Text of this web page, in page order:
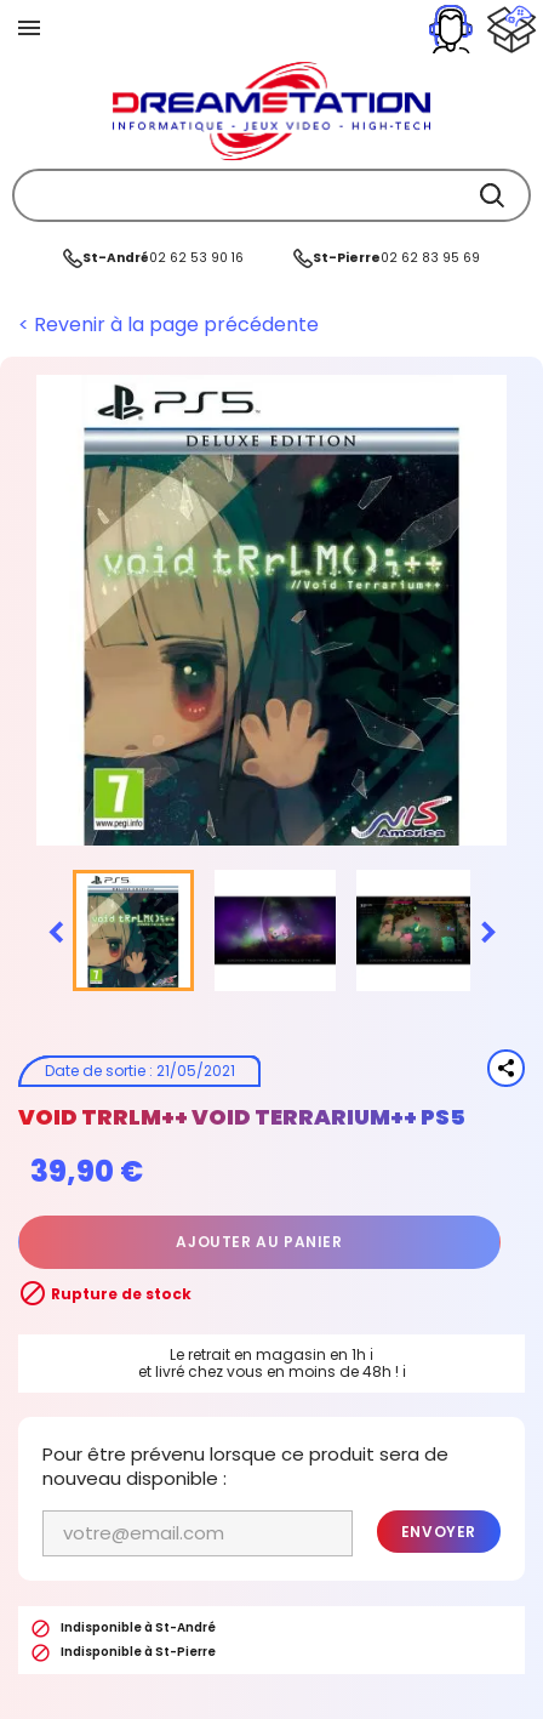
St-André02 62 53 90 16 St-Pierre02 62 83 95 69
< Revenir à la page précédente
 
Date de sortie: 21/05/2021
VOID TRRLM++ VOID TERRARIUM++ PS5
39,90 €
AJOUTER AU PANIER
 Rupture de stock
Le retrait en magasin en 1h ℹ
et livré chez vous en moins de 48h ! ℹ
Pour être prévenu lorsque ce produit sera de
nouveau disponible :
ENVOYER
 Indisponible à St-André
 Indisponible à St-Pierre